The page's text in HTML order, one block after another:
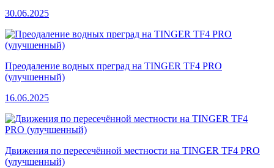
30.06.2025
Преодаление водных преград на TINGER TF4 PRO
(улучшенный)
16.06.2025
Движения по пересечённой местности на TINGER TF4 PRO
(улучшенный)